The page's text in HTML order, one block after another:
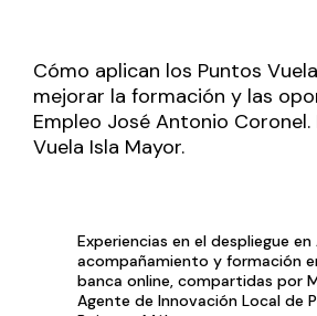
Cómo aplican los Puntos
mejorar la formación y las
Empleo José Antonio Coronel.
Vuela Isla Mayor.
Experiencias en el despliegue
acompañamiento y formación
banca online, compartidas por
Agente de Innovación Local de